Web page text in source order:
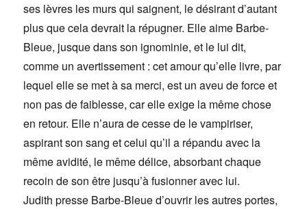
ses lèvres les murs qui saignent, le désirant d’autant
plus que cela devrait la répugner. Elle aime Barbe-
Bleue, jusque dans son ignominie, et le lui dit,
comme un avertissement : cet amour qu’elle livre, par
lequel elle se met à sa merci, est un aveu de force et
non pas de faiblesse, car elle exige la même chose
en retour. Elle n’aura de cesse de le vampiriser,
aspirant son sang et celui qu’il a répandu avec la
même avidité, le même délice, absorbant chaque
recoin de son être jusqu’à fusionner avec lui.
Judith presse Barbe-Bleue d’ouvrir les autres portes,